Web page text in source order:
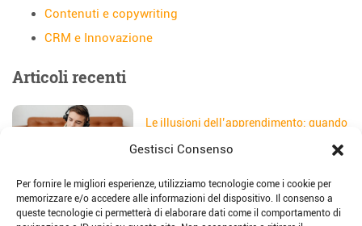
Gestisci Consenso
Per fornire le migliori esperienze, utilizziamo tecnologie come i cookie per
memorizzare e/o accedere alle informazioni del dispositivo. Il consenso a
queste tecnologie ci permetterà di elaborare dati come il comportamento di
Contenuti e copywriting
CRM e Innovazione
Articoli recenti
Le illusioni dell’apprendimento: quando
Data:5 Agosto 2026
Il sito web della scuola: come
trasformarlo in uno strumento di
storytelling e comunicazione